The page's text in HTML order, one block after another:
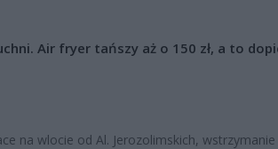
Air fryer tańszy aż o 150 zł, a to
na wlocie od Al. Jerozolimskich, wstrzymanie